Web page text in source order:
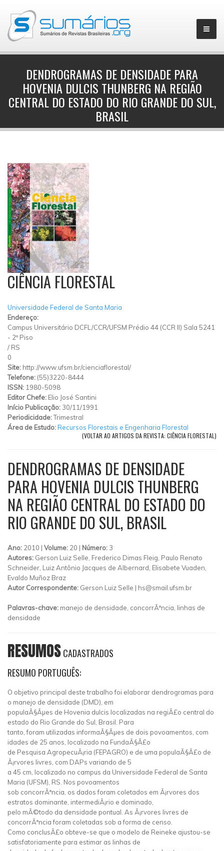
DENDROGRAMAS DE DENSIDADE PARA
HOVENIA DULCIS THUNBERG NA REGIÃO
CENTRAL DO ESTADO DO RIO GRANDE DO SUL,
BRASIL
CIÊNCIA FLORESTAL
Universidade Federal de Santa Maria
Endereço:
Campus Universitário DCFL/CCR/UFSM Prédio 44 (CCR II) Sala 5241
- 2º Piso
/ RS
0
Site: http://www.ufsm.br/cienciaflorestal/
Telefone: (55)3220-8444
ISSN: 1980-5098
Editor Chefe: Elio José Santini
Início Publicação: 30/11/1991
Periodicidade:Trimestral
Área de Estudo:Recursos Florestais e Engenharia Florestal
(VOLTAR AO ARTIGOS DA REVISTA: CIÊNCIA FLORESTAL)
DENDROGRAMAS DE DENSIDADE
PARA HOVENIA DULCIS THUNBERG
NA REGIÃO CENTRAL DO ESTADO DO
RIO GRANDE DO SUL, BRASIL
Ano: 2010 | Volume: 20 | Número: 3
Autores: Gerson Luiz Selle, Frederico Dimas Fleig, Paulo Renato
Schneider, Luiz Antônio Jacques de Albernard, Elisabete Vuaden,
Evaldo Muñoz Braz
Autor Correspondente: Gerson Luiz Selle | hs@smail.ufsm.br
Palavras-chave:manejo de densidade, concorrÃªncia, linhas de
densidade
RESUMOSCADASTRADOS
RESUMO PORTUGUÊS:
O objetivo principal deste trabalho foi elaborar dendrogramas para
o manejo de densidade (DMD), em
populaÃ§Ãµes de Hovenia dulcis localizadas na regiÃ£o central do
estado do Rio Grande do Sul, Brasil. Para
tanto, foram utilizadas informaÃ§Ãµes de dois povoamentos, com
idades de 25 anos, localizado na FundaÃ§Ã£o
de Pesquisa AgropecuÃ¡ria (FEPAGRO) e de uma populaÃ§Ã£o de
Ã¡rvores livres, com DAPs variando de 5
a 45 cm, localizado no campus da Universidade Federal de Santa
Maria (UFSM), RS. Nos povoamentos
sob concorrÃªncia, os dados foram coletados em Ã¡rvores dos
estratos dominante, intermediÃ¡rio e dominado,
pelo mÃ©todo da densidade pontual. As Ã¡rvores livres de
concorrÃªncia foram coletadas sob a forma de censo.
Como conclusÃ£o obteve-se que o modelo de Reineke ajustou-se
satisfatoriamente para estimar as linhas de